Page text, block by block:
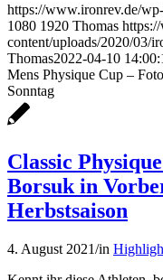
https://www.ironrev.de/
1080 1920 Thomas
content/uploads/2020/03/
Thomas2022-04-10
Mens Physique Cup –
Sonntag
Classic
Borsuk in
Herbstsaison
4. August 2021/in